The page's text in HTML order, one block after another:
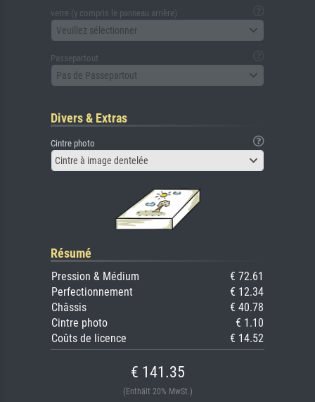
verre (y compris le panneau arrière)
Veuillez sélectionner
Passepartout
Pas de Passepartout
Divers & Extras
Cintre photo
Cintre à image dentelée
Résumé
Pression & Médium
€ 72.61
Perfectionnement
€ 12.34
Châssis
€ 40.78
Cintre photo
€ 1.10
Coûts de licence
€ 14.52
€ 141.35
(Enthält 20% MwSt.)